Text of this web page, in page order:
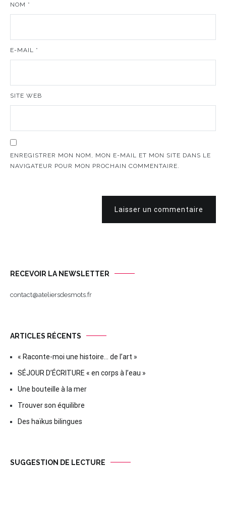
NOM *
E-MAIL *
SITE WEB
ENREGISTRER MON NOM, MON E-MAIL ET MON SITE DANS LE
NAVIGATEUR POUR MON PROCHAIN COMMENTAIRE.
Laisser un commentaire
RECEVOIR LA NEWSLETTER
contact@ateliersdesmots.fr
ARTICLES RÉCENTS
« Raconte-moi une histoire… de l’art »
SÉJOUR D’ÉCRITURE « en corps à l’eau »
Une bouteille à la mer
Trouver son équilibre
Des haïkus bilingues
SUGGESTION DE LECTURE